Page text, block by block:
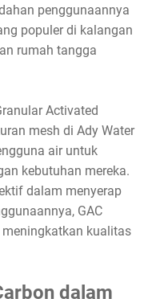
penggunaannya
populer di kalangan
rumah tangga
Activated
mesh di Ady Water
air untuk
kebutuhan mereka.
dalam menyerap
GAC
kualitas
dalam